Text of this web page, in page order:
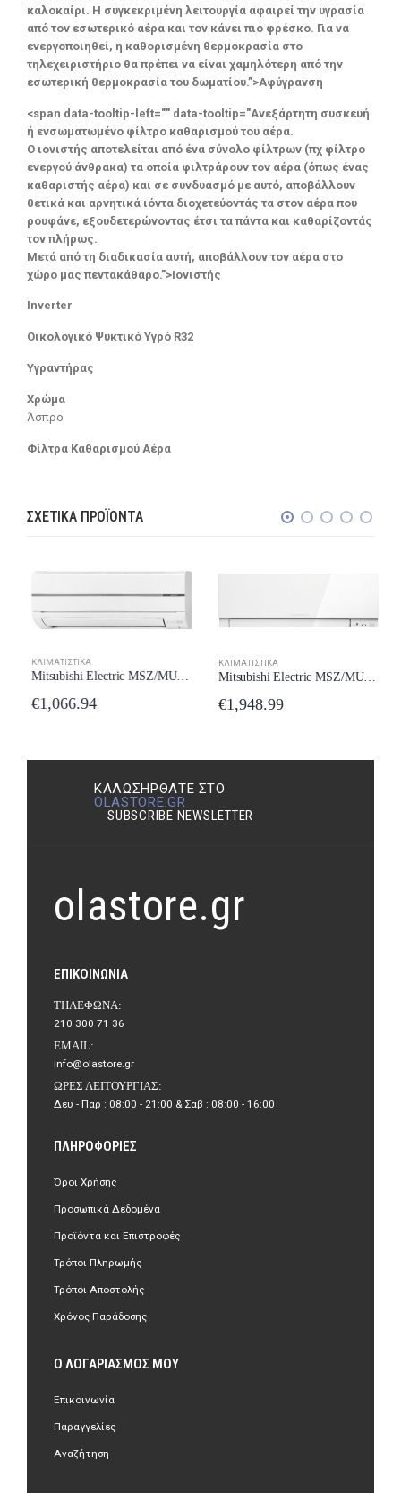
καλοκαίρι. Η συγκεκριμένη λειτουργία αφαιρεί την υγρασία
από τον εσωτερικό αέρα και τον κάνει πιο φρέσκο. Για να
ενεργοποιηθεί, η καθορισμένη θερμοκρασία στο
τηλεχειριστήριο θα πρέπει να είναι χαμηλότερη από την
εσωτερική θερμοκρασία του δωματίου.”>Αφύγρανση
<span data-tooltip-left="" data-tooltip="Ανεξάρτητη συσκευή
ή ενσωματωμένο φίλτρο καθαρισμού του αέρα.
Ο ιονιστής αποτελείται από ένα σύνολο φίλτρων (πχ φίλτρο
ενεργού άνθρακα) τα οποία φιλτράρουν τον αέρα (όπως ένας
καθαριστής αέρα) και σε συνδυασμό με αυτό, αποβάλλουν
θετικά και αρνητικά ιόντα διοχετεύοντάς τα στον αέρα που
ρουφάνε, εξουδετερώνοντας έτσι τα πάντα και καθαρίζοντάς
τον πλήρως.
Μετά από τη διαδικασία αυτή, αποβάλλουν τον αέρα στο
χώρο μας πεντακάθαρο.”>Ιονιστής
Inverter
Οικολογικό Ψυκτικό Υγρό R32
Υγραντήρας
Χρώμα
Άσπρο
Φίλτρα Καθαρισμού Αέρα
ΣΧΕΤΙΚΆ ΠΡΟΪΌΝΤΑ
ΚΛΙΜΑΤΙΣΤΙΚΆ
Mitsubishi Electric MSZ/MUZ-WN25VA Κλιματιστικό Inverter 9000 BTU A++/A++ με Ιονιστή New Model 2024
€1,066.94
ΚΛΙΜΑΤΙΣΤΙΚΆ
Mitsubishi Electric MSZ/MUZ-EF50VG-W Κλιματιστικό Inverter 18000 BTU A++/A+++ New Model 2024
€1,948.99
ΚΑΛΩΣΉΡΘΑΤΕ ΣΤΟ
OLASTORE.GR
SUBSCRIBE NEWSLETTER
olastore.gr
ΕΠΙΚΟΙΝΩΝΊΑ
ΤΗΛΈΦΩΝΑ:
210 300 71 36
EMAIL:
info@olastore.gr
ΏΡΕΣ ΛΕΙΤΟΥΡΓΊΑΣ:
Δευ - Παρ : 08:00 - 21:00 & Σαβ : 08:00 - 16:00
ΠΛΗΡΟΦΟΡΊΕΣ
Όροι Χρήσης
Προσωπικά Δεδομένα
Προϊόντα και Επιστροφές
Τρόποι Πληρωμής
Τρόποι Αποστολής
Χρόνος Παράδοσης
Ο ΛΟΓΑΡΙΑΣΜΌΣ ΜΟΥ
Επικοινωνία
Παραγγελίες
Αναζήτηση